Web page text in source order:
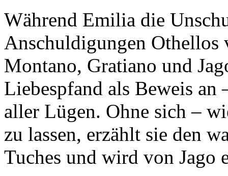
Während Emilia die
Anschuldigungen Othellos
Montano, Gratiano und
Liebespfand als Beweis
aller Lügen. Ohne sich –
zu lassen, erzählt sie den
Tuches und wird von Jago